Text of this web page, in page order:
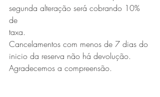
segunda alteração será cobrando 10%
de
taxa.
Cancelamentos com menos de 7 dias do
inicio da reserva não há devolução.
Agradecemos a compreensão.